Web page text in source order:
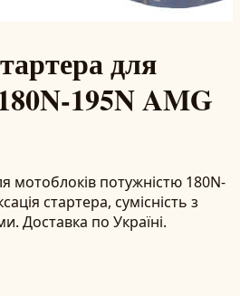
для
195N AMG
мотоблоків потужністю 180N-
стартера, сумісність з
Доставка по Україні.